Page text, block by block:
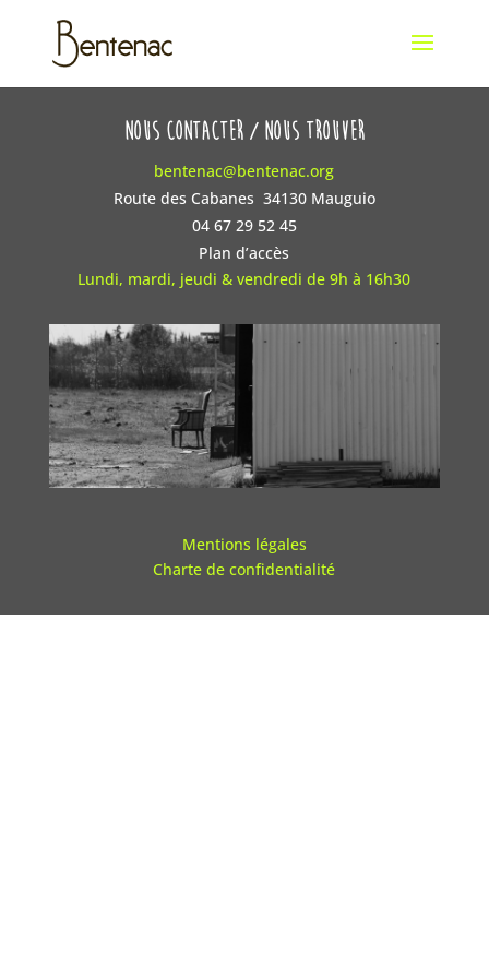
nous contacter / nous trouver
bentenac@bentenac.org
Route des Cabanes 34130 Mauguio
04 67 29 52 45
Plan d’accès
Lundi, mardi, jeudi & vendredi de 9h à 16h30
Mentions légales
Charte de confidentialité